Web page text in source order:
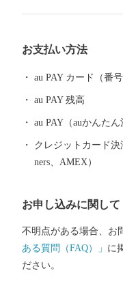
連絡先 ：050-1732-
お支払い方法
au PAY カード（番
au PAY 残高
au PAY（auかんた
クレジットカード決
ners、AMEX）
お申し込みに関して
不明点がある場合、お
ある質問（FAQ）」 に
ださい。